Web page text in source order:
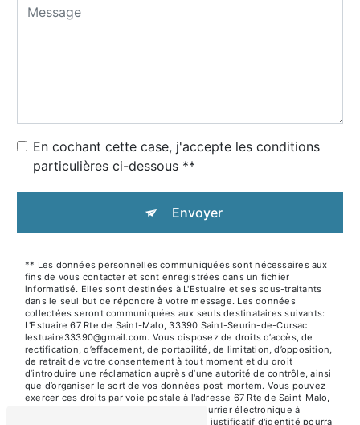
En cochant cette case, j'accepte les conditions
particulières ci-dessous **
Envoyer
** Les données personnelles communiquées sont nécessaires aux
fins de vous contacter et sont enregistrées dans un fichier
informatisé. Elles sont destinées à L'Estuaire et ses sous-traitants
dans le seul but de répondre à votre message. Les données
collectées seront communiquées aux seuls destinataires suivants:
L'Estuaire 67 Rte de Saint-Malo, 33390 Saint-Seurin-de-Cursac
lestuaire33390@gmail.com. Vous disposez de droits d’accès, de
rectification, d’effacement, de portabilité, de limitation, d’opposition,
de retrait de votre consentement à tout moment et du droit
d’introduire une réclamation auprès d’une autorité de contrôle, ainsi
que d’organiser le sort de vos données post-mortem. Vous pouvez
exercer ces droits par voie postale à l'adresse 67 Rte de Saint-Malo,
33390 Saint-Seurin-de-Cursac ou par courrier électronique à
l'adresse lestuaire33390@gmail.com. Un justificatif d'identité pourra